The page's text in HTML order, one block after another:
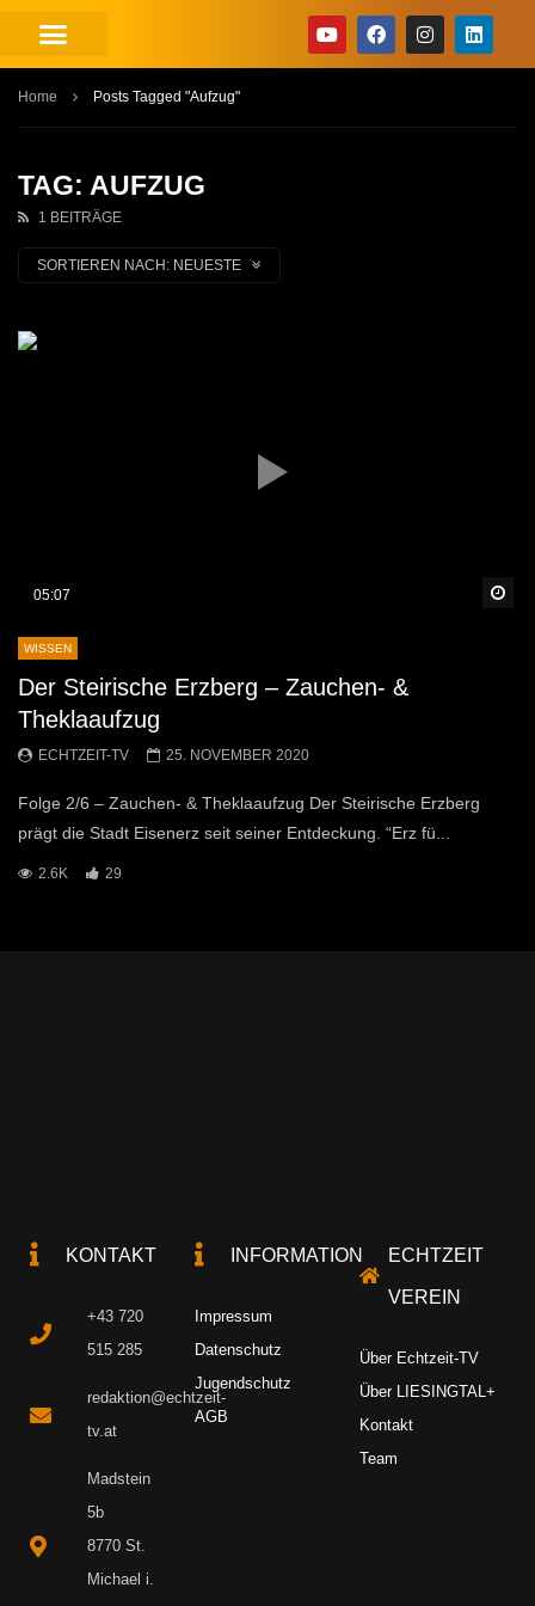
Home Posts Tagged "Aufzug"
TAG: AUFZUG
1 BEITRÄGE
SORTIEREN NACH: NEUESTE
05:07
WISSEN
Der Steirische Erzberg – Zauchen- &
Theklaaufzug
ECHTZEIT-TV 25. NOVEMBER 2020
Folge 2/6 – Zauchen- & Theklaaufzug Der Steirische Erzberg
prägt die Stadt Eisenerz seit seiner Entdeckung. “Erz fü...
2.6K 29
KONTAKT
+43 720
515 285
redaktion@echtzeit-
tv.at
Madstein
5b
8770 St.
Michael i.
INFORMATION
Impressum
Datenschutz
Jugendschutz
AGB
ECHTZEIT
VEREIN
Über Echtzeit-TV
Über LIESINGTAL+
Kontakt
Team